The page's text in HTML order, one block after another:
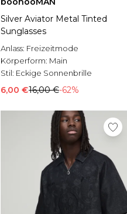
Silver Aviator Metal Tinted
Sunglasses
Anlass: Freizeitmode
Körperform: Main
Stil: Eckige Sonnenbrille
6,00 €16,00 €-62%